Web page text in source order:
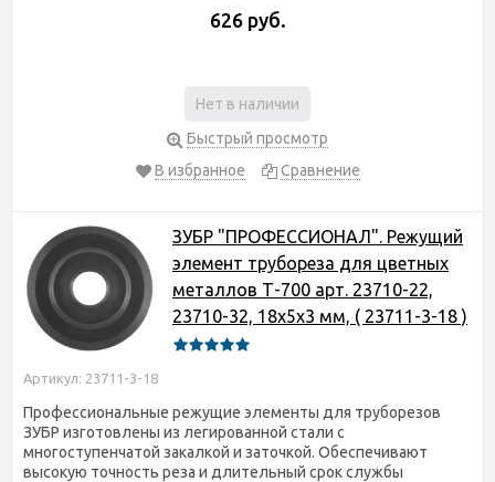
626 руб.
Нет в наличии
Быстрый просмотр
В избранное
Сравнение
ЗУБР "ПРОФЕССИОНАЛ". Режущий
элемент трубореза для цветных
металлов Т-700 арт. 23710-22,
23710-32, 18х5х3 мм, ( 23711-3-18 )
Артикул: 23711-3-18
Профессиональные режущие элементы для труборезов
ЗУБР изготовлены из легированной стали с
многоступенчатой закалкой и заточкой. Обеспечивают
высокую точность реза и длительный срок службы